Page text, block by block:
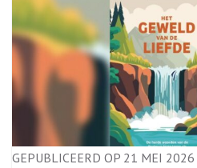
GEPUBLICEERD OP 21 MEI 2026